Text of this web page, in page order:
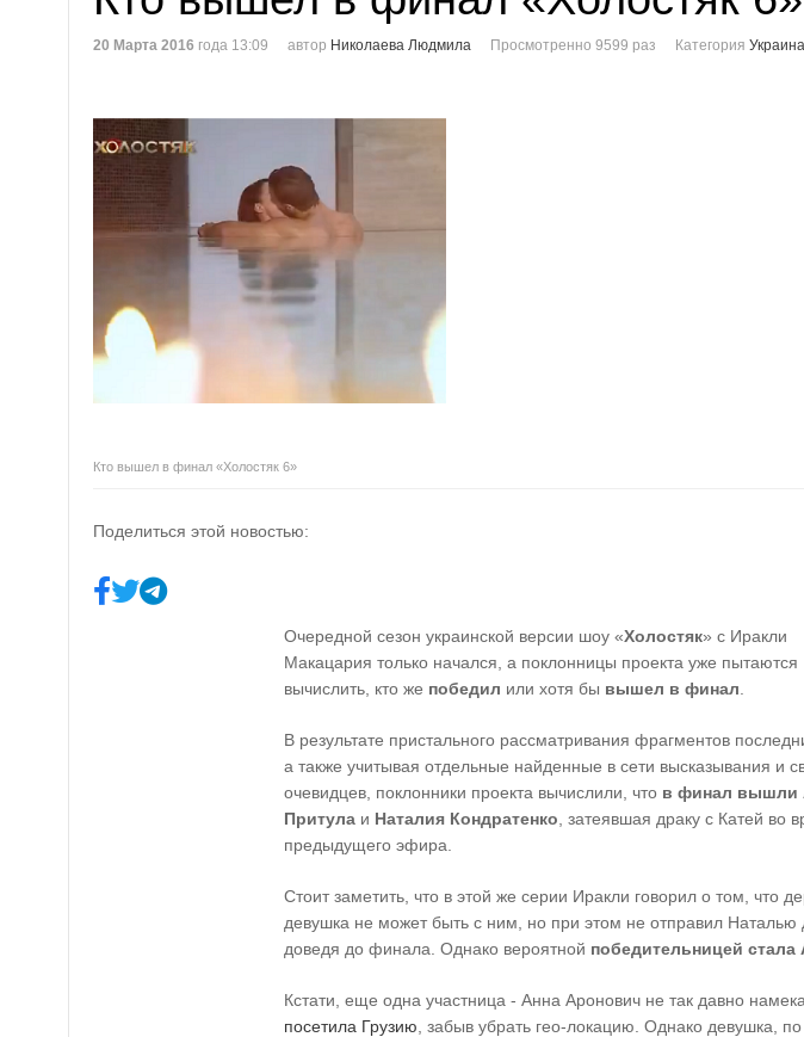
20 Марта 2016 года 13:09 автор Николаева Людмила Просмотренно 9599 раз Категория Украина
Кто вышел в финал «Холостяк 6»
Поделиться этой новостью:
Очередной сезон украинской версии шоу «Холостяк» с Иракли
Макацария только начался, а поклонницы проекта уже пытаются
вычислить, кто же победил или хотя бы вышел в финал
В результате пристального рассматривания фрагментов
а также учитывая отдельные найденные в сети высказывания и
очевидцев, поклонники проекта вычислили, что в финал вышли
Притула и Наталия Кондратенко , затеявшая драку с Катей во
предыдущего эфира.
Стоит заметить, что в этой же серии Иракли говорил о том, что
девушка не может быть с ним, но при этом не отправил Наталью
доведя до финала. Однако вероятной победительницей стала
Кстати, еще одна участница - Анна Аронович не так давно
посетила Грузию , забыв убрать гео-локацию. Однако девушка,